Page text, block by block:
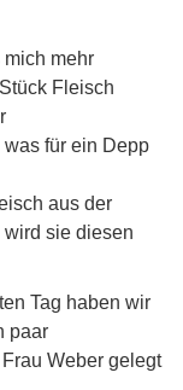
mich mehr
Fleisch
für ein Depp
aus der
sie diesen
Tag haben wir
paar
Weber gelegt